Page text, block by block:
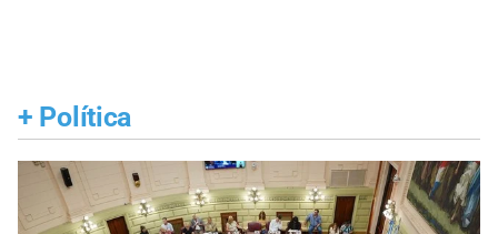
+ Política